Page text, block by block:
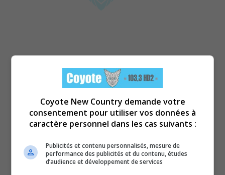
Coyote New Country demande votre
consentement pour utiliser vos données à
caractère personnel dans les cas suivants :
Publicités et contenu personnalisés, mesure de
performance des publicités et du contenu, études
d’audience et développement de services